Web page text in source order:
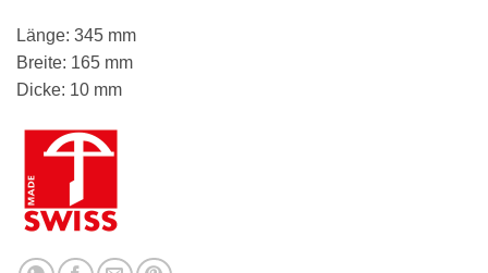
Länge: 345 mm
Breite: 165 mm
Dicke: 10 mm